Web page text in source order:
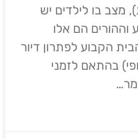
מצב בו לילדים יש
וההורים הם אלו
הקבוע לפתרון דיור
בהתאם לזמני